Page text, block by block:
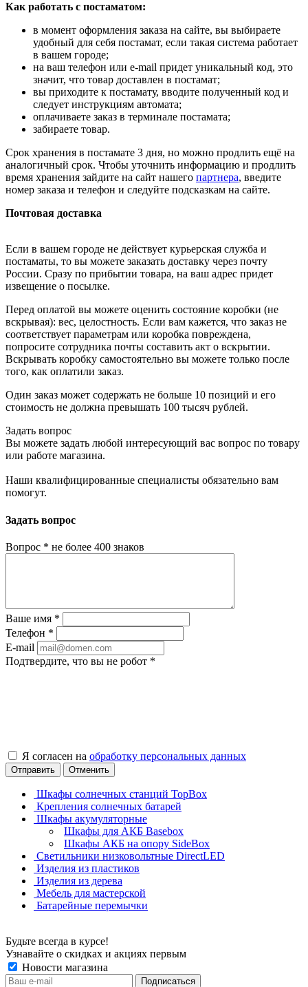
Как работать с постаматом:
в момент оформления заказа на сайте, вы выбираете
удобный для себя постамат, если такая система работает
в вашем городе;
на ваш телефон или e-mail придет уникальный код, это
значит, что товар доставлен в постамат;
вы приходите к постамату, вводите полученный код и
следует инструкциям автомата;
оплачиваете заказ в терминале постамата;
забираете товар.
Срок хранения в постамате 3 дня, но можно продлить ещё на
аналогичный срок. Чтобы уточнить информацию и продлить
время хранения зайдите на сайт нашего партнера, введите
номер заказа и телефон и следуйте подсказкам на сайте.
Почтовая доставка
Если в вашем городе не действует курьерская служба и
постаматы, то вы можете заказать доставку через почту
России. Сразу по прибытии товара, на ваш адрес придет
извещение о посылке.
Перед оплатой вы можете оценить состояние коробки (не
вскрывая): вес, целостность. Если вам кажется, что заказ не
соответствует параметрам или коробка повреждена,
попросите сотрудника почты составить акт о вскрытии.
Вскрывать коробку самостоятельно вы можете только после
того, как оплатили заказ.
Один заказ может содержать не больше 10 позиций и его
стоимость не должна превышать 100 тысяч рублей.
Задать вопрос
Вы можете задать любой интересующий вас вопрос по товару
или работе магазина.
Наши квалифицированные специалисты обязательно вам
помогут.
Задать вопрос
Вопрос * не более 400 знаков
Ваше имя *
Телефон *
E-mail
Подтвердите, что вы не робот *
Я согласен на обработку персональных данных
Отправить Отменить
Шкафы солнечных станций TopBox
Крепления солнечных батарей
Шкафы акумуляторные
Шкафы для АКБ Basebox
Шкафы АКБ на опору SideBox
Светильники низковольтные DirectLED
Изделия из пластиков
Изделия из дерева
Мебель для мастерской
Батарейные перемычки
Будьте всегда в курсе!
Узнавайте о скидках и акциях первым
Новости магазина